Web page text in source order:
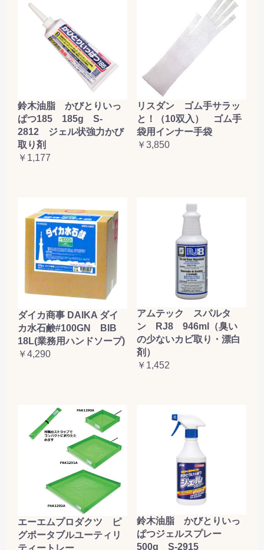
鈴木油脂 かびとりいっ
ぱつ185 185g S-
2812 ジェル状強力かび
取り剤
￥1,177
リスダン ゴム手サラッ
と！（10双入） ゴム手
袋用インナー手袋
￥3,850
ダイカ商事 DAIKA ダイ
カ水石鹸#100GN BIB
18L(業務用ハンドソープ)
￥4,290
アムテック スパルタ
ン RJ8 946ml（臭い
の少ないカビ取り・漂白
剤）
￥1,452
エーエムプロダクツ ピ
グポータブルユーティリ
ティートレー
鈴木油脂 かびとりいっ
ぱつジェルスプレー
500g S-2915